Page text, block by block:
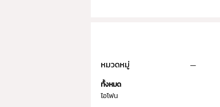
หมวดหมู่
ทั้งหมด
ไอโฟน